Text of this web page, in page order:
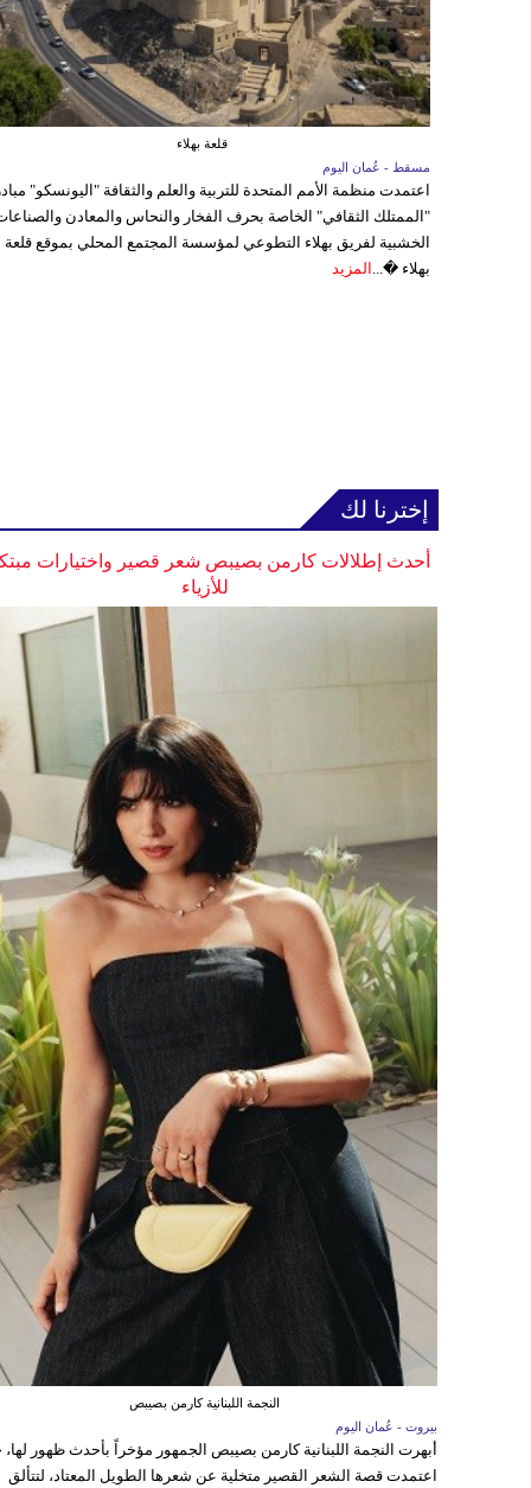
قلعة بهلاء
مسقط - عُمان اليوم
اعتمدت منظمة الأمم المتحدة للتربية والعلم والثقافة "اليونسكو"
"الممتلك الثقافي" الخاصة بحرف الفخار والنحاس والمعادن
الخشبية لفريق بهلاء التطوعي لمؤسسة المجتمع المحلي بموقع قلعة
بهلاء �... المزيد
إخترنا لك
أحدث إطلالات كارمن بصيبص شعر قصير واختيارات
للأزياء
النجمة اللبنانية كارمن بصيبص
بيروت - عُمان اليوم
أبهرت النجمة اللبنانية كارمن بصيبص الجمهور مؤخراً بأحدث ظهور
اعتمدت قصة الشعر القصير متخلية عن شعرها الطويل المعتاد، لتتألق